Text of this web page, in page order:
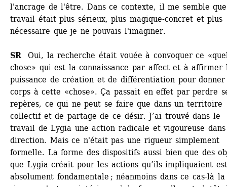
l'ancrage de l'être. Dans ce contexte, il me semble
travail était plus sérieux, plus magique-concret et plus
nécessaire que je ne pouvais l'imaginer.
SR
Oui, la recherche était vouée à convoquer ce
chose» qui est la connaissance par affect et à affirmer
puissance de création et de différentiation pour donner
corps à cette «chose». Ça passait en effet par perdre
repères, ce qui ne peut se faire que dans un territoire
collectif et de partage de ce désir. J’ai trouvé dans le
travail de Lygia une action radicale et vigoureuse
direction. Mais ce n'était pas une rigueur simplement
formelle. La forme des dispositifs aussi bien que des
que Lygia créait pour les actions qu’ils impliquaient est
absolument fondamentale ; néanmoins dans ce cas-là la